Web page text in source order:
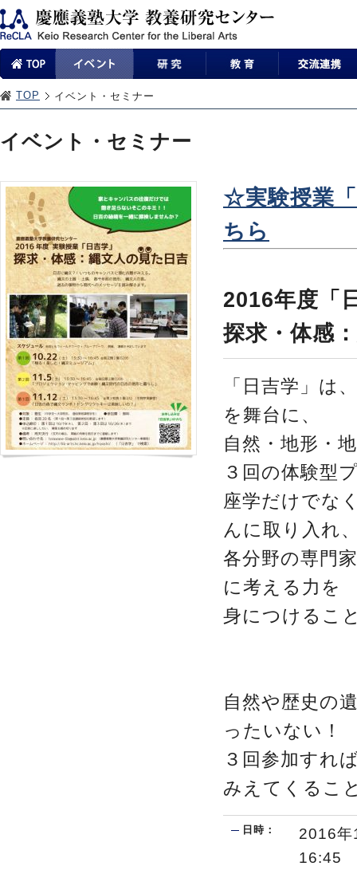
TOP イベント・セミナー
イベント・セミナー
☆実験授業
ちら
2016年度「
探求・体感
「日吉学」は
を舞台に、
自然・地形・
３回の体験型
座学だけでな
んに取り入れ
各分野の専門
に考える力を
身につけるこ
自然や歴史の
ったいない！
３回参加すれ
みえてくるこ
日時：
2016年
16:45